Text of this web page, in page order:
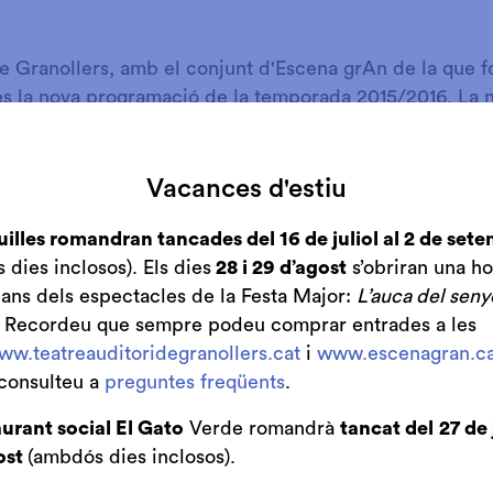
Granollers, amb el conjunt d'Escena grAn de la que
la nova programació de la temporada 2015/2016. La
proper 2 de setembre, però ja es poden comprar
temporada.
Raimon, Don Quixot (amb el Ballet de
Petit Príncep" i el doble concert "Un Nadal amb In
ja estan a la venda.
Abonaments a la venda a partir del 2 de setembre a
4 de setembre a les 10 h.
Auditori de Granollers:La venda exclusiva
serà dimecres 2 i dijous 3 de setembre, de 10 a 13 h
començarà el divendres 4 de setembre, en horari
Vacances d'estiu
romandran tancades del 16 de juliol al 2 de
dies inclosos). Els dies 28 i 29 d’agost s’obriran una
dels espectacles de la Festa Major: L’auca del
Recordeu que sempre podeu comprar entrades a les
i
a preguntes freqüents.
social El Gato Verde romandrà tancat del 27 de
(ambdós dies inclosos).